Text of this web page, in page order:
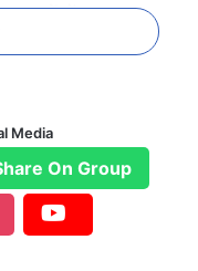
इलाकों में दहशत का
के चलते दुकानों
से टिन शेड उड़ गए
Media
On Group